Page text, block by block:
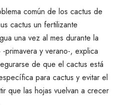
común de los cactus de
cactus un fertilizante
una vez al mes durante la
primavera y verano-, explica
de que el cactus está
para cactus y evitar el
que las hojas vuelvan a crecer